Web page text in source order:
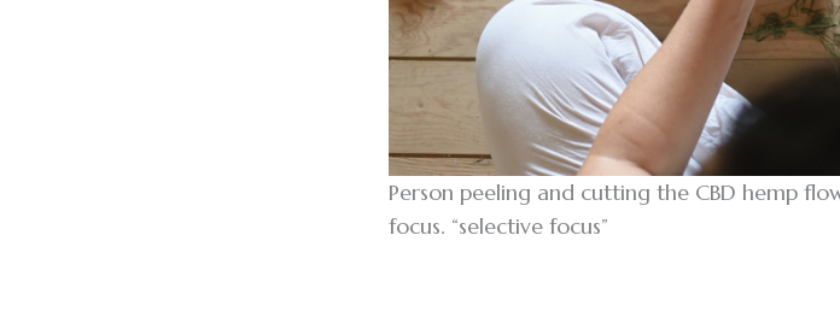
Person peeling and cutting the CBD hemp
focus. “selective focus”